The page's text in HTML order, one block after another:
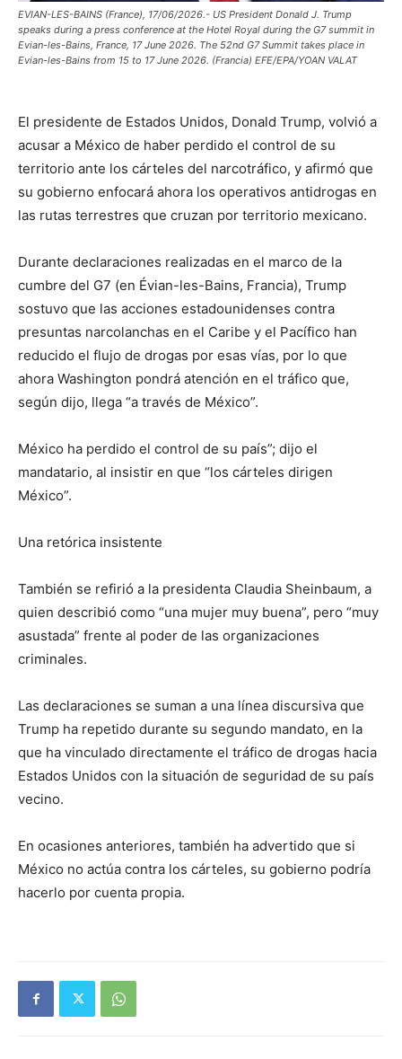
EVIAN-LES-BAINS (France), 17/06/2026.- US President Donald J. Trump
speaks during a press conference at the Hotel Royal during the G7 summit in
Evian-les-Bains, France, 17 June 2026. The 52nd G7 Summit takes place in
Evian-les-Bains from 15 to 17 June 2026. (Francia) EFE/EPA/YOAN VALAT
El presidente de Estados Unidos, Donald Trump, volvió a
acusar a México de haber perdido el control de su
territorio ante los cárteles del narcotráfico, y afirmó que
su gobierno enfocará ahora los operativos antidrogas en
las rutas terrestres que cruzan por territorio mexicano.
Durante declaraciones realizadas en el marco de la
cumbre del G7 (en Évian-les-Bains, Francia), Trump
sostuvo que las acciones estadounidenses contra
presuntas narcolanchas en el Caribe y el Pacífico han
reducido el flujo de drogas por esas vías, por lo que
ahora Washington pondrá atención en el tráfico que,
según dijo, llega “a través de México”.
México ha perdido el control de su país”; dijo el
mandatario, al insistir en que “los cárteles dirigen
México”.
Una retórica insistente
También se refirió a la presidenta Claudia Sheinbaum, a
quien describió como “una mujer muy buena”, pero “muy
asustada” frente al poder de las organizaciones
criminales.
Las declaraciones se suman a una línea discursiva que
Trump ha repetido durante su segundo mandato, en la
que ha vinculado directamente el tráfico de drogas hacia
Estados Unidos con la situación de seguridad de su país
vecino.
En ocasiones anteriores, también ha advertido que si
México no actúa contra los cárteles, su gobierno podría
hacerlo por cuenta propia.